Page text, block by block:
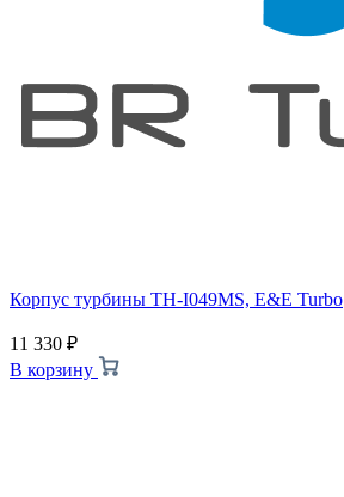
Корпус турбины TH-I049MS, E&E Turbo
11 330 ₽
В корзину